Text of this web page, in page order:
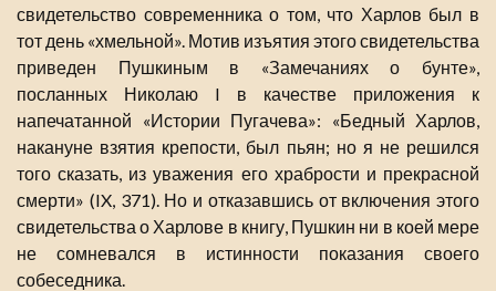
свидетельство современника о том, что Харлов был в
тот день «хмельной». Мотив изъятия этого свидетельства
приведен Пушкиным в «Замечаниях о бунте»,
посланных Николаю I в качестве приложения к
напечатанной «Истории Пугачева»: «Бедный Харлов,
накануне взятия крепости, был пьян; но я не решился
того сказать, из уважения его храбрости и прекрасной
смерти» (IX, 371). Но и отказавшись от включения этого
свидетельства о Харлове в книгу, Пушкин ни в коей мере
не сомневался в истинности показания своего
собеседника.